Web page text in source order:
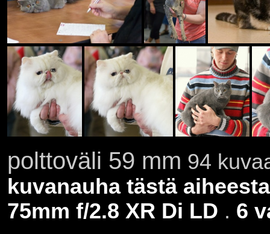
polttoväli 59 mm 94
kuvanauha tästä aiheesta
75mm f/2.8 XR Di LD . 6